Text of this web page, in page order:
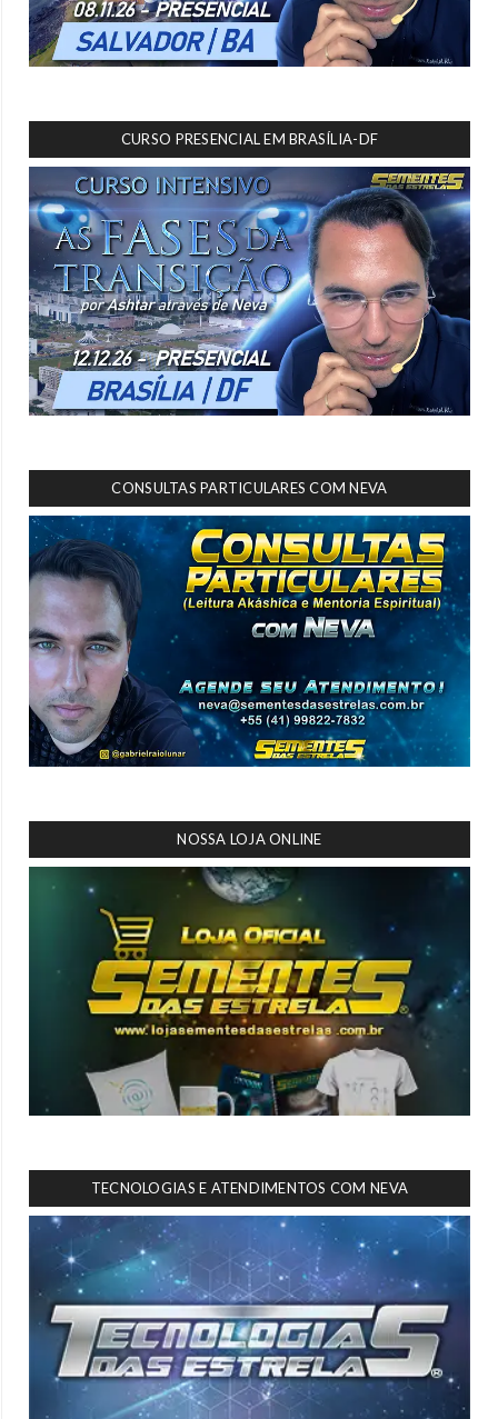
CURSO PRESENCIAL EM BRASÍLIA-DF
CONSULTAS PARTICULARES COM NEVA
NOSSA LOJA ONLINE
TECNOLOGIAS E ATENDIMENTOS COM NEVA